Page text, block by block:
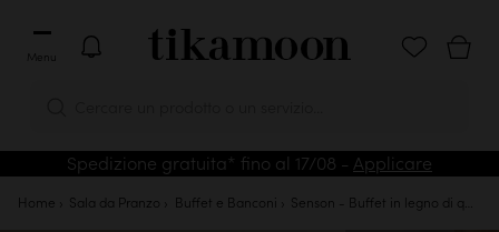
Menu
Spedizione gratuita* fino al 17/08 - Applicare
Home Sala da Pranzo Buffet e Banconi Senson - Buffet in legno di quercia massello 120 cm